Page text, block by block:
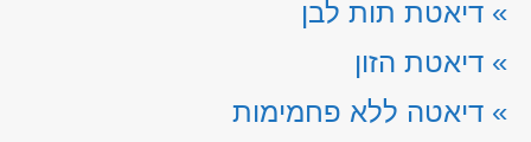
» דיאטת תות לבן
» דיאטת הזון
» דיאטה ללא פחמימות